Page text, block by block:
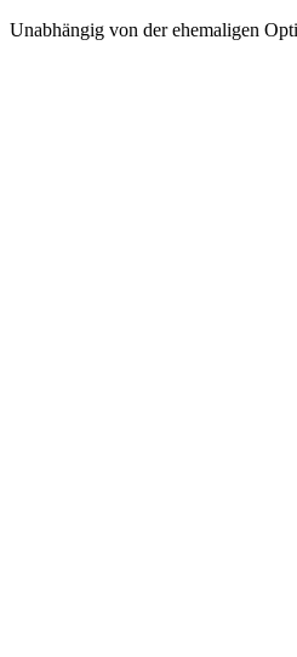
Unabhängig von der ehemaligen